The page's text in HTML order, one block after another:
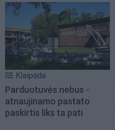
Klaipėda
Parduotuvės nebus -
atnaujinamo pastato
paskirtis liks ta pati